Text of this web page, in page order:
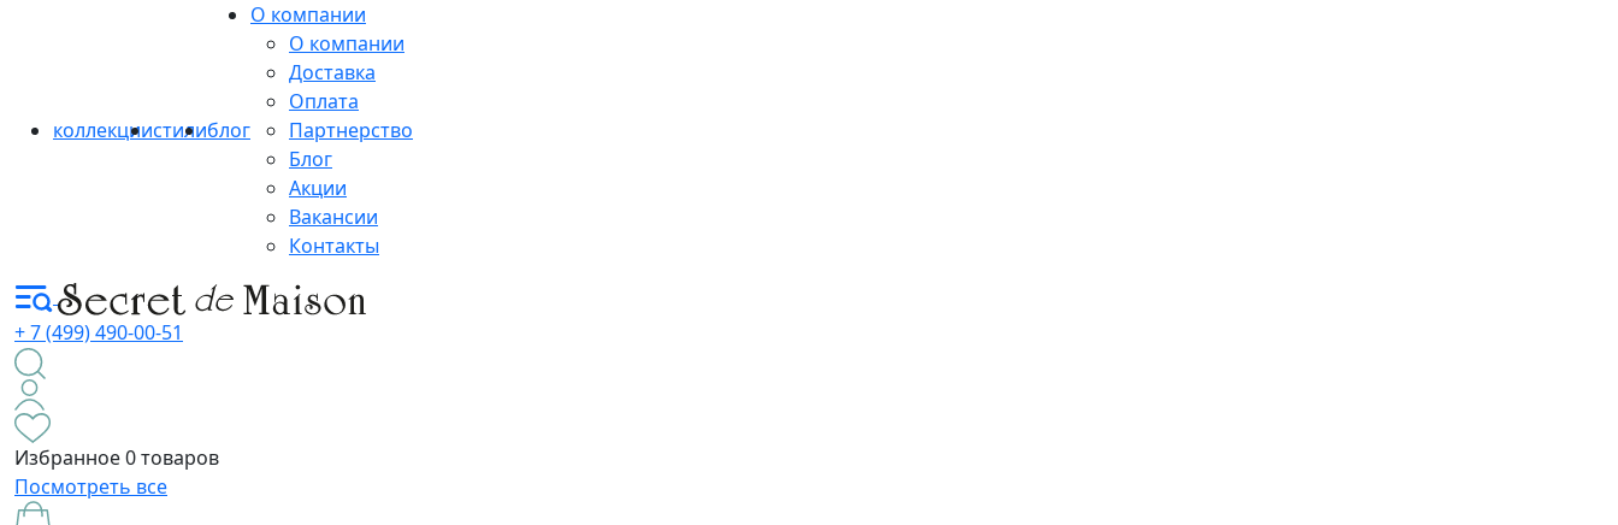
коллекциистилиблог
О компании
О компании
Доставка
Оплата
Партнерство
Блог
Акции
Вакансии
Контакты
+ 7 (499) 490-00-51
Избранное0 товаров
Посмотреть все